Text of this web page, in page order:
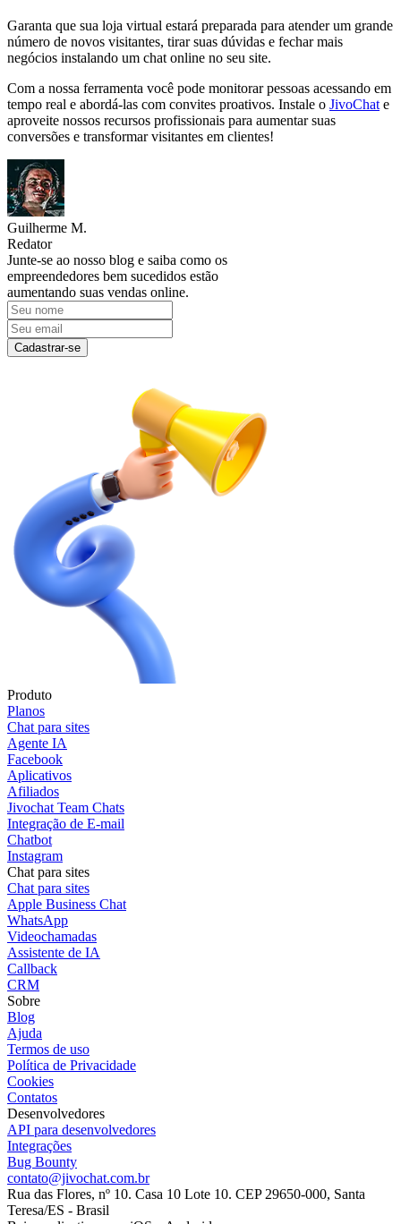
Garanta que sua loja virtual estará preparada para atender um grande
número de novos visitantes, tirar suas dúvidas e fechar mais
negócios instalando um chat online no seu site.
Com a nossa ferramenta você pode monitorar pessoas acessando em
tempo real e abordá-las com convites proativos. Instale o JivoChat e
aproveite nossos recursos profissionais para aumentar suas
conversões e transformar visitantes em clientes!
Guilherme M.
Redator
Junte-se ao nosso blog e saiba como os
empreendedores bem sucedidos estão
aumentando suas vendas online.
Cadastrar-se
Produto
Planos
Chat para sites
Agente IA
Facebook
Aplicativos
Afiliados
Jivochat Team Chats
Integração de E-mail
Chatbot
Instagram
Chat para sites
Chat para sites
Apple Business Chat
WhatsApp
Videochamadas
Assistente de IA
Callback
CRM
Sobre
Blog
Ajuda
Termos de uso
Política de Privacidade
Cookies
Contatos
Desenvolvedores
API para desenvolvedores
Integrações
Bug Bounty
contato@jivochat.com.br
Rua das Flores, nº 10. Casa 10 Lote 10. CEP 29650-000, Santa
Teresa/ES - Brasil